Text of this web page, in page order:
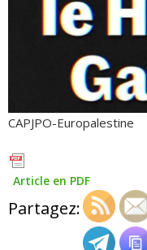
CAPJPO-Europalestine
Article en PDF
Partagez: